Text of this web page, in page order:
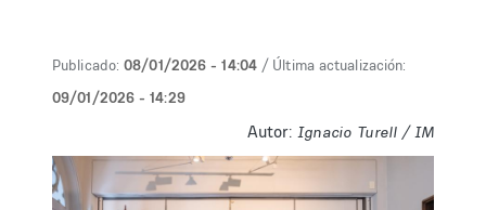
Publicado: 08/01/2026 - 14:04 / Última actualización:
09/01/2026 - 14:29
Autor: Ignacio Turell / IM